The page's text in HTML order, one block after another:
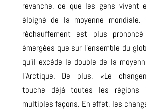
revanche, ce que les gens vivent
éloigné de la moyenne mondiale.
réchauffement est plus
émergées que sur l’ensemble du
qu’il excède le double de la
l’Arctique. De plus, «Le
touche déjà toutes les régions
multiples façons. En effet, les